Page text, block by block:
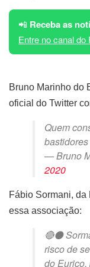
📲 Receba as
Entre no canal do
Bruno Marinho do
oficial do Twitter
Quem
— Bruno
2020
Fábio Sormani, da
essa associação:
🔴⚫
risco de
do Eurico,